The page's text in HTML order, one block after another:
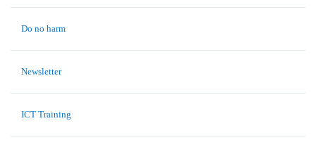
Do no harm
Newsletter
ICT Training